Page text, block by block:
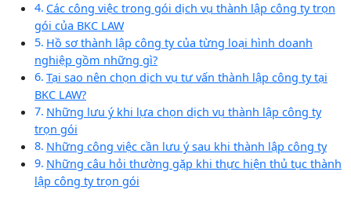
Các công việc trong gói dịch vụ thành lập công ty trọn
gói của BKC LAW
Hồ sơ thành lập công ty của từng loại hình doanh
nghiệp gồm những gì?
Tại sao nên chọn dịch vụ tư vấn thành lập công ty tại
BKC LAW?
Những lưu ý khi lựa chọn dịch vụ thành lập công ty
trọn gói
Những công việc cần lưu ý sau khi thành lập công ty
Những câu hỏi thường gặp khi thực hiện thủ tục thành
lập công ty trọn gói